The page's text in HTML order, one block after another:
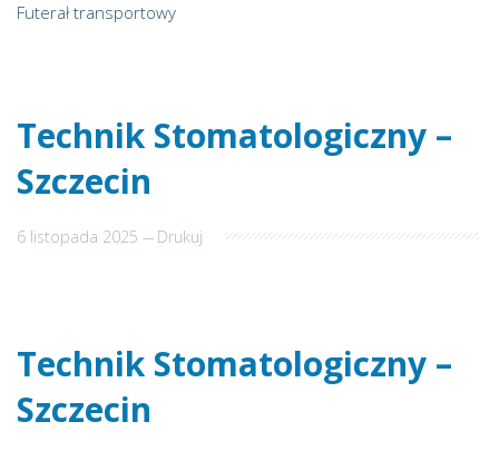
Futerał transportowy
Technik Stomatologiczny –
Szczecin
6 listopada 2025--- Drukuj
Technik Stomatologiczny –
Szczecin